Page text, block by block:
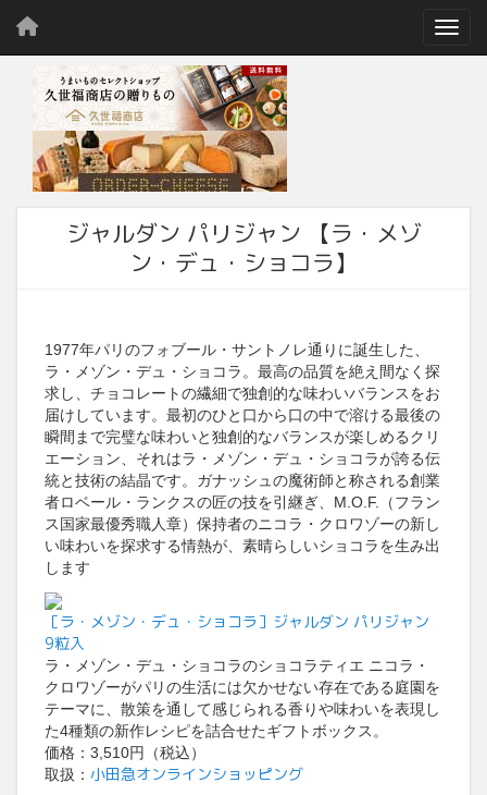
ジャルダン パリジャン 【ラ・メゾ
ン・デュ・ショコラ】
1977年パリのフォブール・サントノレ通りに誕生した、
ラ・メゾン・デュ・ショコラ。最高の品質を絶え間なく探
求し、チョコレートの繊細で独創的な味わいバランスをお
届けしています。最初のひと口から口の中で溶ける最後の
瞬間まで完璧な味わいと独創的なバランスが楽しめるクリ
エーション、それはラ・メゾン・デュ・ショコラが誇る伝
統と技術の結晶です。ガナッシュの魔術師と称される創業
者ロベール・ランクスの匠の技を引継ぎ、M.O.F.（フラン
ス国家最優秀職人章）保持者のニコラ・クロワゾーの新し
い味わいを探求する情熱が、素晴らしいショコラを生み出
します
［ラ・メゾン・デュ・ショコラ］ジャルダン パリジャン
9粒入
ラ・メゾン・デュ・ショコラのショコラティエ ニコラ・
クロワゾーがパリの生活には欠かせない存在である庭園を
テーマに、散策を通して感じられる香りや味わいを表現し
た4種類の新作レシピを詰合せたギフトボックス。
価格：3,510円（税込）
取扱： 小田急オンラインショッピング